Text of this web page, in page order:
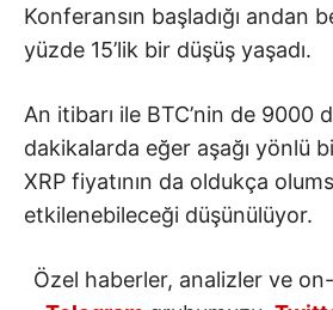
Konferansın başladığı andan
yüzde 15’lik bir düşüş yaşadı.
An itibarı ile BTC’nin de 9000
dakikalarda eğer aşağı yönlü
XRP fiyatının da oldukça
etkilenebileceği düşünülüyor.
Özel haberler, analizler ve